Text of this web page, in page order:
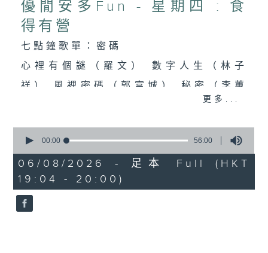
優閒安多Fun - 星期四 : 食
得有營
七點鐘歌單：密碼
心裡有個謎（羅文） 數字人生（林子
祥） 風裡密碼（郭富城） 秘密（李蕙
敏） 秘密（張震嶽） 無間道（劉德華、
梁朝偉） 彌敦道（洪卓立）
食得有型：原型食物(2)
更多...
seconds
56
minutes,
0
seconds
00:00 56:00
06/08/2026 - 足本 Full (HKT
19:04 - 20:00)